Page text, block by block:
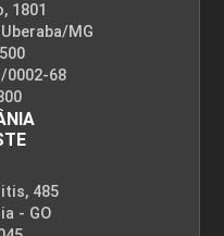
Produtos
1801
MG
0002-68
485
- GO